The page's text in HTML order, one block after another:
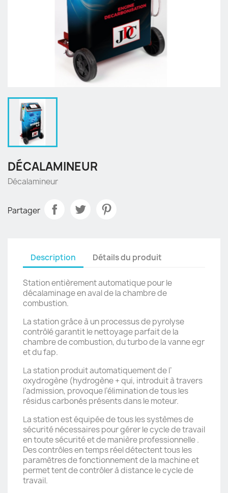
DÉCALAMINEUR
Décalamineur
Partager
Description Détails du produit
Station entièrement automatique pour le
décalaminage en aval de la chambre de
combustion.
La station grâce à un processus de pyrolyse
contrôlé garantit le nettoyage parfait de la
chambre de combustion, du turbo de la vanne egr
et du fap.
La station produit automatiquement de l’
oxydrogène (hydrogène + qui, introduit à travers
l’admission, provoque l’élimination de tous les
résidus carbonés présents dans le moteur.
La station est équipée de tous les systèmes de
sécurité nécessaires pour gérer le cycle de travail
en toute sécurité et de manière professionnelle .
Des contrôles en temps réel détectent tous les
paramètres de fonctionnement de la machine et
permet tent de contrôler à distance le cycle de
travail.